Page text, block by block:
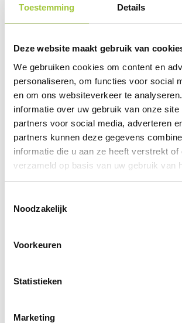
Toestemming Details
Deze website maakt gebruik van
We gebruiken cookies om content en
personaliseren, om functies voor social
en om ons websiteverkeer te
informatie over uw gebruik van onze site
partners voor social media, adverteren
partners kunnen deze gegevens
informatie die u aan ze heeft verstrekt of
verzameld op basis van uw gebruik van
Noodzakelijk
Voorkeuren
Statistieken
Marketing
Indien de staffels niet aanwezig zijn
eerst een optie hierboven selecteren
Draai uw mobiel voor de Prijs informatie
Gerelateerde